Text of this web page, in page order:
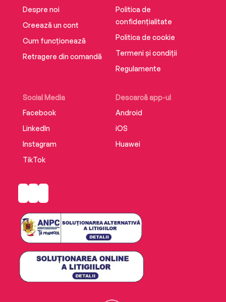
Despre noi
Creează un cont
Cum funcționează
Retragere din comandă
Social Media
Facebook
LinkedIn
Instagram
TikTok
Descarcă app-ul
Android
iOS
Huawei
Politica de
confidențialitate
Politica de cookie
Termeni și condiții
Regulamente